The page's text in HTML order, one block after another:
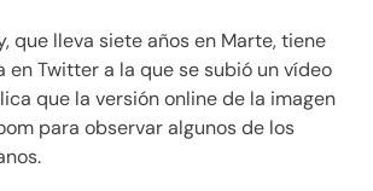
que lleva siete años en Marte, tiene
en Twitter a la que se subió un vídeo
que la versión online de la imagen
para observar algunos de los